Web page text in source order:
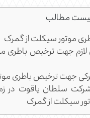
مطالب
موتور سیکلت از گمرک
جهت ترخیص باطری
جهت ترخیص باطری
سلطان یاقوت در
سیکلت از گمرک